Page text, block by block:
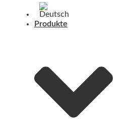
Produkte